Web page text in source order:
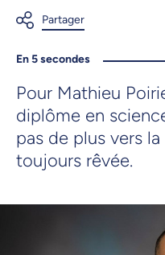
En 5 secondes
Pour Mathieu
diplôme en
pas de plus vers
toujours rêvée.